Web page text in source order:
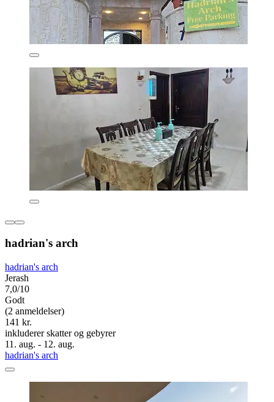
hadrian's arch
hadrian's arch
Jerash
7,0/10
Godt
(2 anmeldelser)
141 kr.
inkluderer skatter og gebyrer
11. aug. - 12. aug.
hadrian's arch